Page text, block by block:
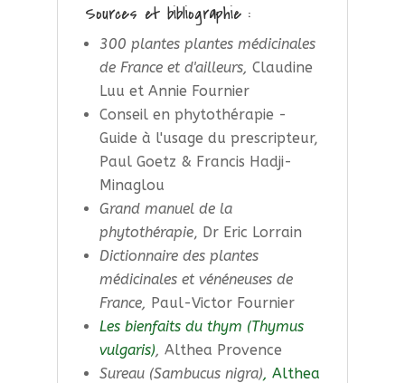
Sources et bibliographie :
300 plantes plantes médicinales
de France et d'ailleurs, Claudine
Luu et Annie Fournier
Conseil en phytothérapie -
Guide à l'usage du prescripteur,
Paul Goetz & Francis Hadji-
Minaglou
Grand manuel de la
phytothérapie, Dr Eric Lorrain
Dictionnaire des plantes
médicinales et vénéneuses de
France, Paul-Victor Fournier
Les bienfaits du thym (Thymus
vulgaris), Althea Provence
Sureau (Sambucus nigra), Althea